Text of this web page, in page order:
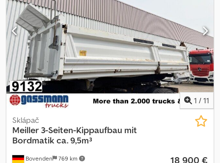
ZÁRUKY, zmeny, predaj medzičasom a omyly vyhradené!
Chodpfeyxhbmox Alcea
1 / 11
Bovenden 769 km
Sklápač
Meiller 3-Seiten-Kippaufbau mit
Bordmatik ca. 9,5m³
18 900 €